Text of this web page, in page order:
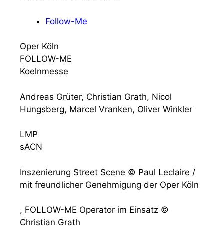
Follow-Me
Oper Köln
FOLLOW-ME
Koelnmesse
Andreas Grüter, Christian Grath, Nicol
Hungsberg, Marcel Vranken, Oliver Winkler
LMP
sACN
Inszenierung Street Scene © Paul Leclaire /
mit freundlicher Genehmigung der Oper Köln
, FOLLOW-ME Operator im Einsatz ©
Christian Grath